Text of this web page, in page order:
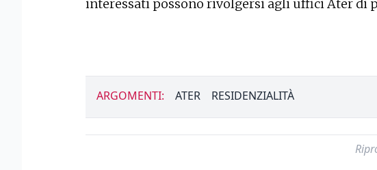
interessati possono rivolgersi agli uffici Ater di
ARGOMENTI: ATER RESIDENZIALITÀ